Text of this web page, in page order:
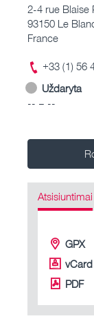
2-4 rue Blaise
93150 Le
France
+33 (1) 56
Uždaryta
-- – --
Atsisiuntimai
GPX
vCard
PDF